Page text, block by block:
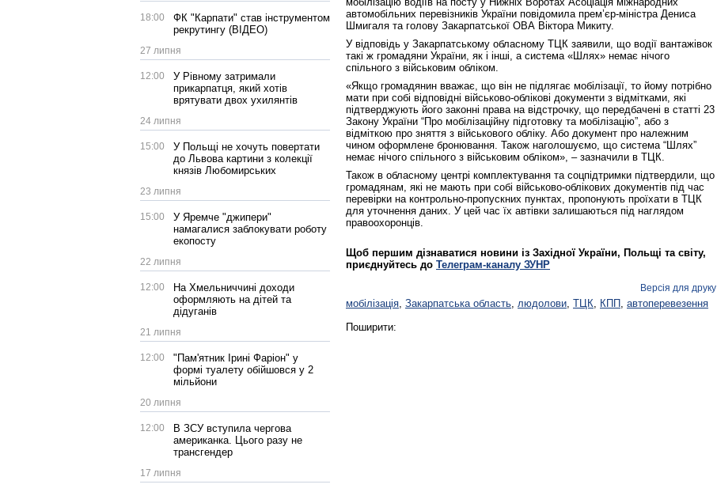
18:00
ФК "Карпати" став інструментом
рекрутингу (ВІДЕО)
27 липня
12:00
У Рівному затримали
прикарпатця, який хотів
врятувати двох ухилянтів
24 липня
15:00
У Польщі не хочуть повертати
до Львова картини з колекції
князів Любомирських
23 липня
15:00
У Яремче "джипери"
намагалися заблокувати роботу
екопосту
22 липня
12:00
На Хмельниччині доходи
оформляють на дітей та
дідуганів
21 липня
12:00
"Пам'ятник Ірині Фаріон" у
формі туалету обійшовся у 2
мільйони
20 липня
12:00
В ЗСУ вступила чергова
американка. Цього разу не
трансгендер
17 липня
автомобільних перевізників України повідомила прем’єр-міністра Дениса
Шмигаля та голову Закарпатської ОВА Віктора Микиту.
У відповідь у Закарпатському обласному ТЦК заявили, що водії вантажівок
такі ж громадяни України, як і інші, а система «Шлях» немає нічого
спільного з військовим обліком.
«Якщо громадянин вважає, що він не підлягає мобілізації, то йому потрібно
мати при собі відповідні військово-облікові документи з відмітками, які
підтверджують його законні права на відстрочку, що передбачені в статті 23
Закону України “Про мобілізаційну підготовку та мобілізацію”, або з
відміткою про зняття з військового обліку. Або документ про належним
чином оформлене бронювання. Також наголошуємо, що система “Шлях”
немає нічого спільного з військовим обліком», – зазначили в ТЦК.
Також в обласному центрі комплектування та соцпідтримки підтвердили, що
громадянам, які не мають при собі військово-облікових документів під час
перевірки на контрольно-пропускних пунктах, пропонують проїхати в ТЦК
для уточнення даних. У цей час їх автівки залишаються під наглядом
правоохоронців.
Щоб першим дізнаватися новини із Західної України, Польщі та світу,
приєднуйтесь до Телеграм-каналу ЗУНР
Версія для друку
мобілізація, Закарпатська область, людолови, ТЦК, КПП , автоперевезення
Поширити: